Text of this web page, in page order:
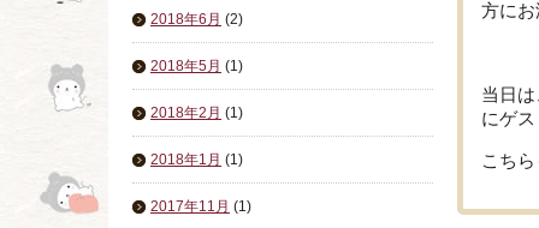
2018年6月 (2)
2018年5月 (1)
2018年2月 (1)
2018年1月 (1)
2017年11月 (1)
方に
当日
にゲ
こち